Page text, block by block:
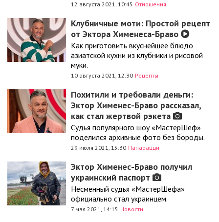
12 августа 2021, 10:45 Отношения
Клубничные моти: Простой рецепт
от Эктора Хименеса-Браво
Как приготовить вкуснейшее блюдо
азиатской кухни из клубники и рисовой
муки.
10 августа 2021, 12:30 Рецепты
Похитили и требовали деньги:
Эктор Хименес-Браво рассказал,
как стал жертвой рэкета
Судья популярного шоу «МастерШеф»
поделился архивные фото без бороды.
29 июля 2021, 15:30 Папарацци
Эктор Хименес-Браво получил
украинский паспорт
Несменный судья «МастерШефа»
официально стал украинцем.
7 мая 2021, 14:15 Новости